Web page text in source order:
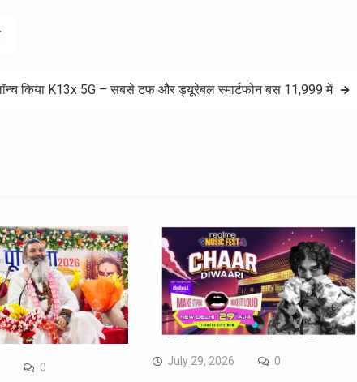
किया K13x 5G – सबसे टफ और ड्यूरेबल स्मार्टफोन बस 11,999 में
0 July 29, 2026 0